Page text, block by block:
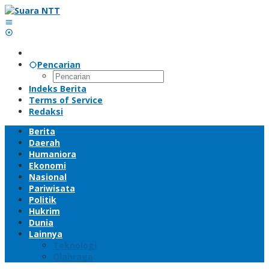
Lewati
ke
konten
Pencarian
Indeks Berita
Terms of Service
Redaksi
Berita
Daerah
Humaniora
Ekonomi
Nasional
Pariwisata
Politik
Hukrim
Dunia
Lainnya
Teknologi
Olahraga